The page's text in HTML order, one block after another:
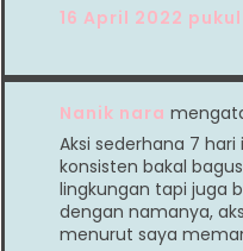
16 April 2022 pukul
Nanik nara
Aksi sederhana 7
konsisten bakal
lingkungan tapi juga
dengan namanya,
menurut saya